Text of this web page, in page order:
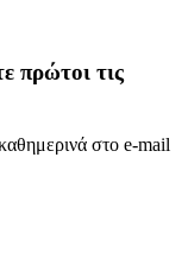
πρώτοι τις
στο e-mail